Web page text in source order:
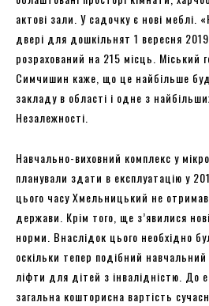
актові зали. У садочку є нові меблі.
двері для дошкільнят 1 вересня
розрахований на 215 місць. Міський
Симчишин каже, що це найбільше
закладу в області і одне з
Незалежності.
Навчально-виховний комплекс у
планували здати в експлуатацію у
цього часу Хмельницький не
держави. Крім того, ще з’явилися
норми. Внаслідок цього необхідно
оскільки тепер подібний
ліфти для дітей з інвалідністю. До
загальна кошторисна вартість